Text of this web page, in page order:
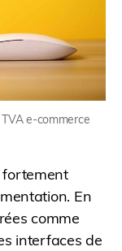
e-commerce
fortement
En
comme
interfaces de